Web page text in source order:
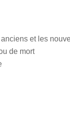
et les
de mort